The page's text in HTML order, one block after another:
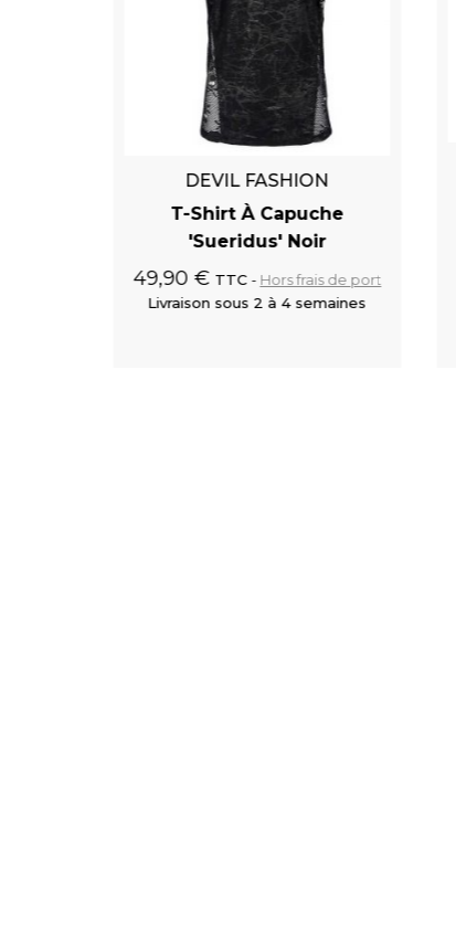
DEVIL FASHION
T-Shirt À Capuche
'Sueridus' Noir
49,90 € TTC
Hors frais de port
Livraison sous 2 à 4 semaines